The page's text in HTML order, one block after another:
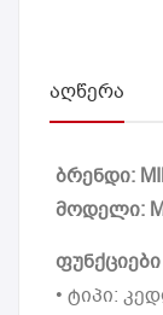
ᲐᲦᲬᲔᲠᲐ
ბრენდი:
მოდელი:
• ტიპი: